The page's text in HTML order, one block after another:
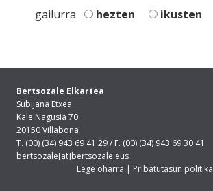
gailurra hezten ikusten
Bertsozale Elkartea
Subijana Etxea
Kale Nagusia 70
20150 Villabona
T. (00) (34) 943 69 41 29 / F. (00) (34) 943 69 30 41
bertsozale[at]bertsozale.eus
Lege oharra | Pribatutasun politika